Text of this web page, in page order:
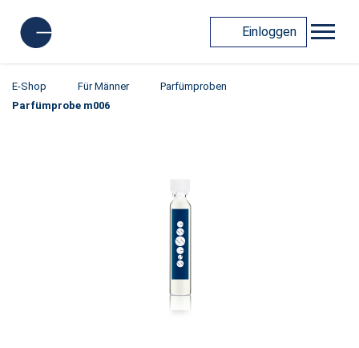
Einloggen
E-Shop Für Männer
Parfümproben
Parfümprobe m006